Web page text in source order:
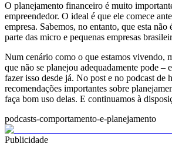
O planejamento financeiro é muito
empreendedor. O ideal é que ele comece
empresa. Sabemos, no entanto, que esta não
parte das micro e pequenas empresas
Num cenário como o que estamos vivendo,
que não se planejou adequadamente pode –
fazer isso desde já. No post e no podcast de
recomendações importantes sobre
faça bom uso delas. E continuamos à
podcasts-comportamento-e-planejamento
Publicidade